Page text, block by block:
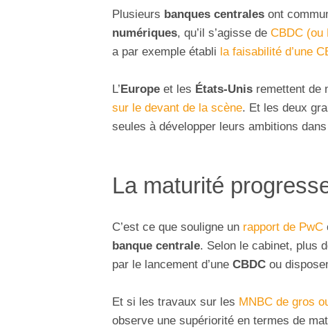
Plusieurs banques centrales ont
numériques, qu’il s’agisse de CBDC (ou
a par exemple établi la faisabilité d’une
L’ Europe et les États-Unis remettent de
sur le devant de la scène. Et les deux
seules à développer leurs ambitions
La maturité
C’est ce que souligne un rapport de PwC
banque centrale. Selon le cabinet, plus
par le lancement d’une CBDC ou
Et si les travaux sur les MNBC de gros
observe une supériorité en termes de